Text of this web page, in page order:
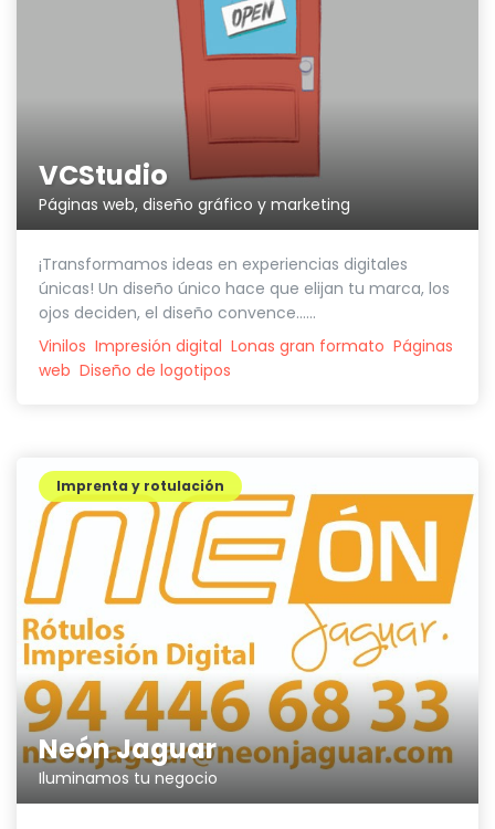
VCStudio
Páginas web, diseño gráfico y marketing
¡Transformamos ideas en experiencias digitales
únicas! Un diseño único hace que elijan tu marca, los
ojos deciden, el diseño convence......
Vinilos Impresión digital Lonas gran formato Páginas
web Diseño de logotipos
Neón Jaguar
Iluminamos tu negocio
Imprenta y rotulación